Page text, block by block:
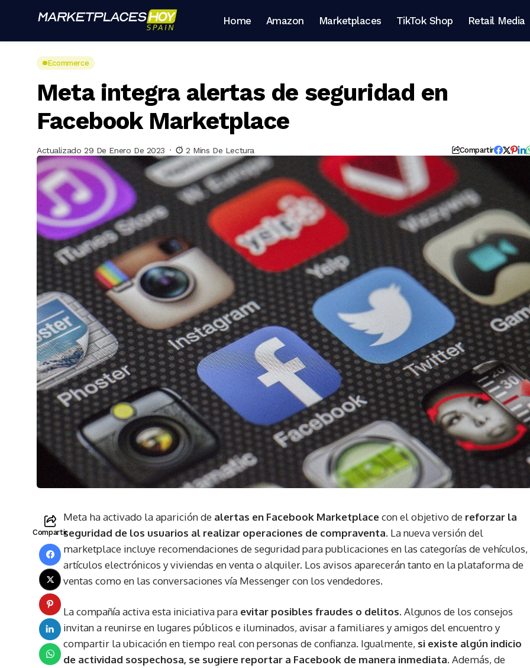
Home Amazon Marketplaces TikTok Shop Retail Media
Ecommerce
Meta integra alertas de seguridad en
Facebook Marketplace
Actualizado 29 De Enero De 2023 2 Mins De Lectura Compartir
Compartir
Meta ha activado la aparición de alertas en Facebook Marketplacecon el objetivo de reforzar la
seguridad de los usuarios al realizar operaciones de compraventa. La nueva versión del
marketplace incluye recomendaciones de seguridad para publicaciones en las categorías de vehículos,
artículos electrónicos y viviendas en venta o alquiler. Los avisos aparecerán tanto en la plataforma de
ventas como en las conversaciones vía Messenger con los vendedores.
La compañía activa esta iniciativa para evitar posibles fraudes o delitos. Algunos de los consejos
invitan a reunirse en lugares públicos e iluminados, avisar a familiares y amigos del encuentro y
compartir la ubicación en tiempo real con personas de confianza. Igualmente, si existe algún indicio
de actividad sospechosa, se sugiere reportar a Facebook de manera inmediata. Además, de